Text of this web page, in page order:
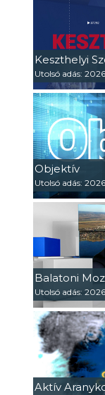
Keszthelyi
Utolsó adás:
Objektív
Utolsó adás:
Balatoni
Utolsó adás:
Aktív